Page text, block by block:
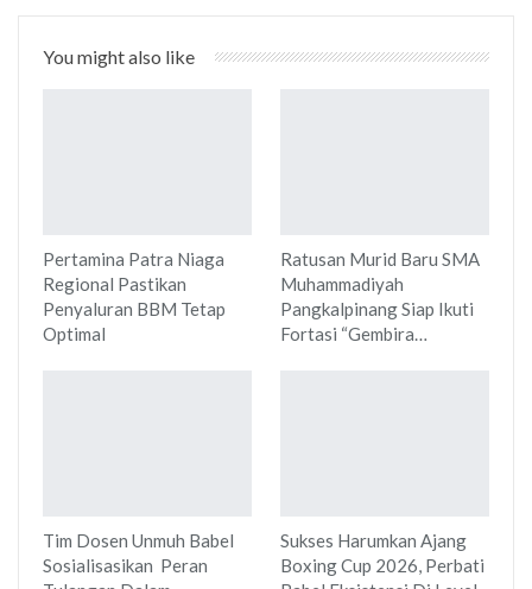
You might also like
Pertamina Patra Niaga
Regional Pastikan
Penyaluran BBM Tetap
Optimal
Ratusan Murid Baru SMA
Muhammadiyah
Pangkalpinang Siap Ikuti
Fortasi “Gembira…
Tim Dosen Unmuh Babel
Sosialisasikan Peran
Sukses Harumkan Ajang
Boxing Cup 2026, Perbati